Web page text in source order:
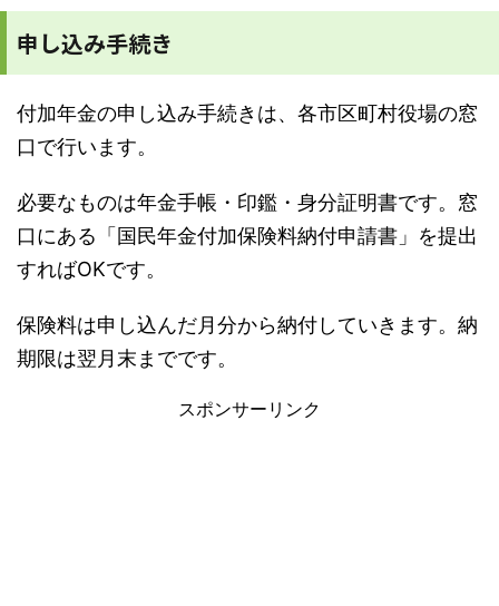
申し込み手続き
付加年金の申し込み手続きは、各市区町村役場の窓
口で行います。
必要なものは年金手帳・印鑑・身分証明書です。窓
口にある「国民年金付加保険料納付申請書」を提出
すればOKです。
保険料は申し込んだ月分から納付していきます。納
期限は翌月末までです。
スポンサーリンク